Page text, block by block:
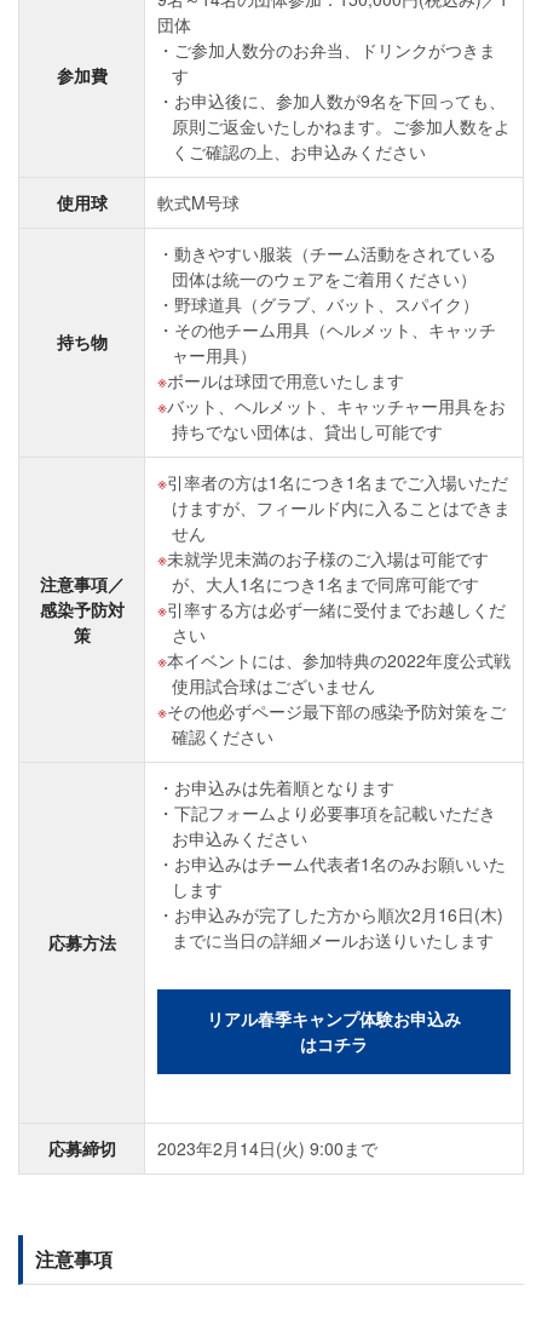
参加費
団体
ご参加人数分のお弁当、ドリンクがつきま
す
お申込後に、参加人数が9名を下回っても、
原則ご返金いたしかねます。ご参加人数をよ
くご確認の上、お申込みください
使用球 軟式M号球
持ち物
動きやすい服装（チーム活動をされている
団体は統一のウェアをご着用ください）
野球道具（グラブ、バット、スパイク）
その他チーム用具（ヘルメット、キャッチ
ャー用具）
ボールは球団で用意いたします
バット、ヘルメット、キャッチャー用具をお
持ちでない団体は、貸出し可能です
注意事項／
感染予防対
策
引率者の方は1名につき1名までご入場いただ
けますが、フィールド内に入ることはできま
せん
未就学児未満のお子様のご入場は可能です
が、大人1名につき1名まで同席可能です
引率する方は必ず一緒に受付までお越しくだ
さい
本イベントには、参加特典の2022年度公式戦
使用試合球はございません
その他必ずページ最下部の感染予防対策をご
確認ください
応募方法
お申込みは先着順となります
下記フォームより必要事項を記載いただき
お申込みください
お申込みはチーム代表者1名のみお願いいた
します
お申込みが完了した方から順次2月16日(木)
までに当日の詳細メールお送りいたします
リアル春季キャンプ体験お申込み
はコチラ
応募締切 2023年2月14日(火) 9:00まで
注意事項